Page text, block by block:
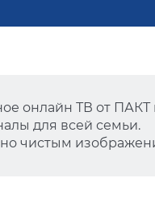
онлайн ТВ от ПАКТ
для всей семьи.
чистым